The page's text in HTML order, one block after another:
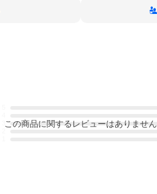
この商品に関するレビューはありません